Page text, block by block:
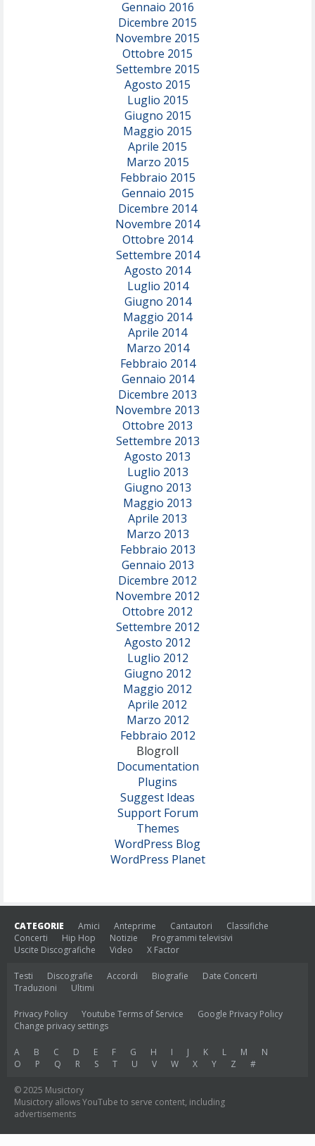
Gennaio 2016
Dicembre 2015
Novembre 2015
Ottobre 2015
Settembre 2015
Agosto 2015
Luglio 2015
Giugno 2015
Maggio 2015
Aprile 2015
Marzo 2015
Febbraio 2015
Gennaio 2015
Dicembre 2014
Novembre 2014
Ottobre 2014
Settembre 2014
Agosto 2014
Luglio 2014
Giugno 2014
Maggio 2014
Aprile 2014
Marzo 2014
Febbraio 2014
Gennaio 2014
Dicembre 2013
Novembre 2013
Ottobre 2013
Settembre 2013
Agosto 2013
Luglio 2013
Giugno 2013
Maggio 2013
Aprile 2013
Marzo 2013
Febbraio 2013
Gennaio 2013
Dicembre 2012
Novembre 2012
Ottobre 2012
Settembre 2012
Agosto 2012
Luglio 2012
Giugno 2012
Maggio 2012
Aprile 2012
Marzo 2012
Febbraio 2012
Blogroll
Documentation
Plugins
Suggest Ideas
Support Forum
Themes
WordPress Blog
WordPress Planet
CATEGORIE Amici Anteprime Cantautori
Classifiche
Concerti
Hip Hop Notizie
Programmi televisivi
Uscite Discografiche
Video X Factor
Testi Discografie Accordi Biografie
Date Concerti
Traduzioni
Ultimi
Privacy Policy Youtube Terms of Service
Google Privacy Policy
Change privacy settings
A B C D E F G H I J K L M
N
O
P Q R S T U V W X Y Z #
© 2025 Musictory
Musictory allows YouTube to serve content, including
advertisements